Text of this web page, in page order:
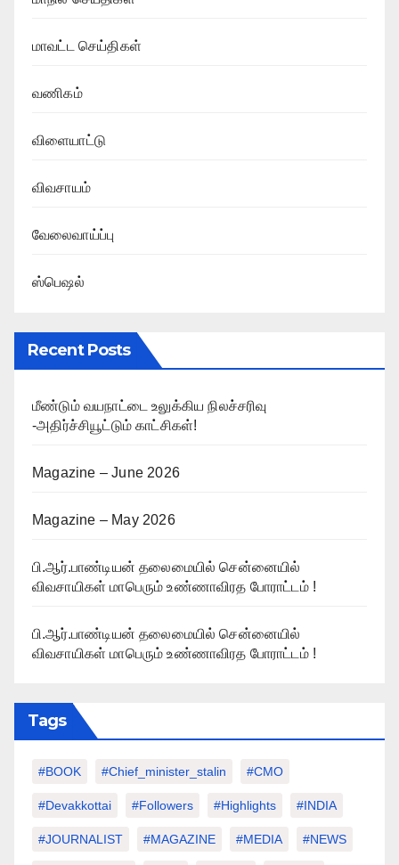
மாவட்ட செய்திகள்
வணிகம்
விளையாட்டு
விவசாயம்
வேலைவாய்ப்பு
ஸ்பெஷல்
Recent Posts
மீண்டும் வயநாட்டை உலுக்கிய நிலச்சரிவு
-அதிர்ச்சியூட்டும் காட்சிகள்!
Magazine – June 2026
Magazine – May 2026
பி.ஆர்.பாண்டியன் தலைமையில் சென்னையில்
விவசாயிகள் மாபெரும் உண்ணாவிரத போராட்டம் !
பி.ஆர்.பாண்டியன் தலைமையில் சென்னையில்
விவசாயிகள் மாபெரும் உண்ணாவிரத போராட்டம் !
Tags
#BOOK #chief_minister_stalin #CMO
#devakkottai #followers #highlights #INDIA
#JOURNALIST #MAGAZINE #MEDIA #NEWS